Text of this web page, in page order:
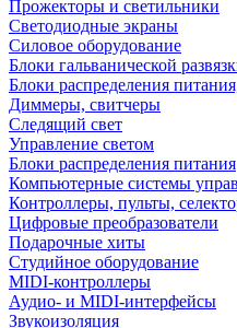
Прожекторы и светильники
Светодиодные экраны
Силовое оборудование
Блоки гальванической
Блоки распределения
Диммеры, свитчеры
Следящий свет
Управление светом
Блоки распределения питания
Компьютерные системы
Контроллеры, пульты,
Цифровые преобразователи
Подарочные хиты
Студийное оборудование
MIDI-контроллеры
Аудио- и MIDI-интерфейсы
Звукоизоляция